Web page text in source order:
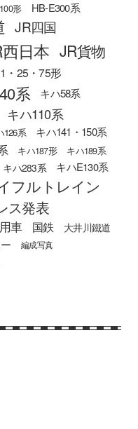
形 HB-E300系
JR四国
日本 JR貨物
・25・75形
系 キハ58系
キハ110系
126系 キハ141・150系
キハ187形
キハ189系
キハ283系
キハE130系
フルトレイン
ス発表
車 国鉄 大井川鐵道
編成写真